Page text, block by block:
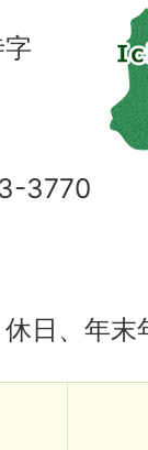
3770
休日、年